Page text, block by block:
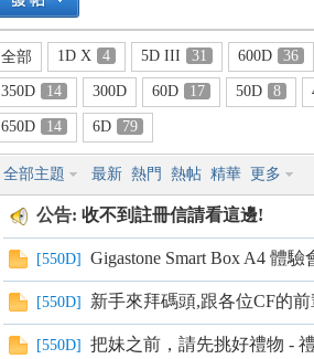
全部 1D X 4 5D III 31 600D 36
350D 14 300D 60D 17 50D 8
650D 14 6D 79
全部主題 最新 熱門 熱帖 精華 更多
公告: 收不到註冊信請看這邊!
[550D] Gigastone Smart Box A4 體驗
[550D] 新手來拜碼頭,跟各位CF的
[550D] 把妹之前，請先挑好禮物 -